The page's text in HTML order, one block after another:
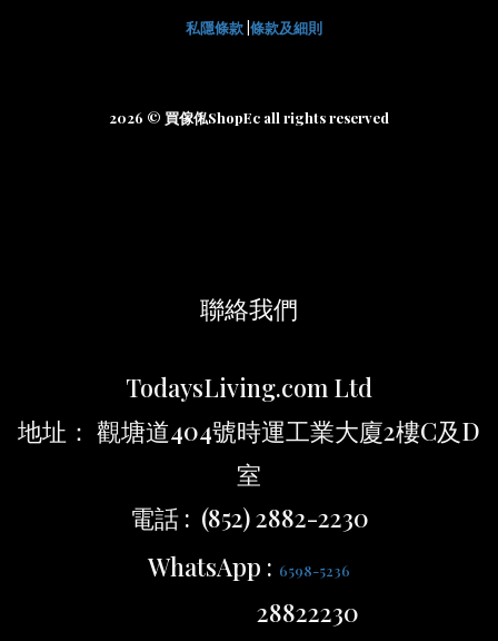
私隱條款 條款及細則
2026 © 買傢俬ShopEc all rights reserved
聯絡我們
TodaysLiving.com Ltd
地址： 觀塘道404號時運工業大廈2樓C及D
室
電話 : (852) 2882-2230
WhatsApp : 6598-5236
28822230